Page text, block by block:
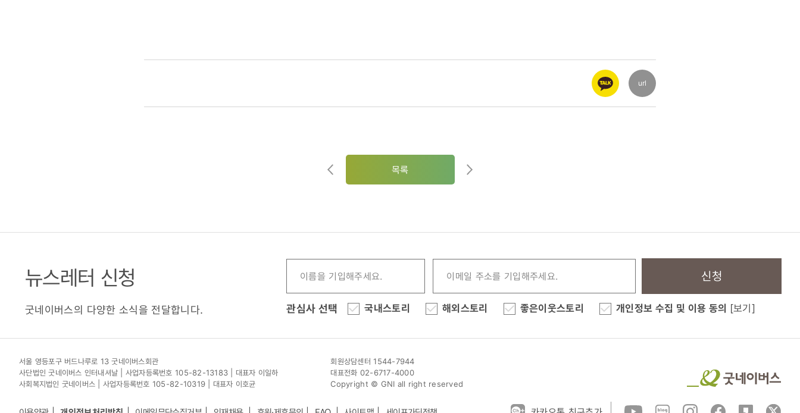
url
목록
뉴스레터 신청
굿네이버스의 다양한 소식을 전달합니다.
신청
관심사 선택 국내스토리 해외스토리 좋은이웃스토리 개인정보 수집 및 이용 동의 [보기]
서울 영등포구 버드나루로 13 굿네이버스회관
사단법인 굿네이버스 인터내셔날 | 사업자등록번호 105-82-13183 | 대표자 이일하
사회복지법인 굿네이버스 | 사업자등록번호 105-82-10319 | 대표자 이호균
회원상담센터 1544-7944
대표전화 02-6717-4000
Copyright © GNI all right reserved